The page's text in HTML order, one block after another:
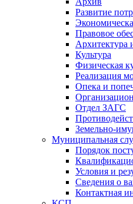
Развитие
Правовое
Архитектура
Культура
Физическая
Реализация
Опека и
Отдел ЗАГС
Земельно-
Муниципальная
Порядок
Условия и
Сведения о
Контактная